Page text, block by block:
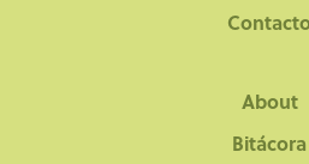
About
Bitácora